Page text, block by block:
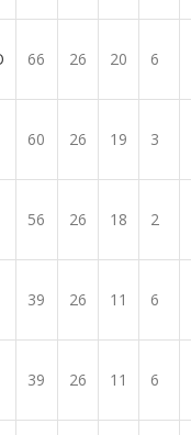
66 26 20 6
60 26 19 3
56 26 18 2
39 26 11 6
39 26 11 6